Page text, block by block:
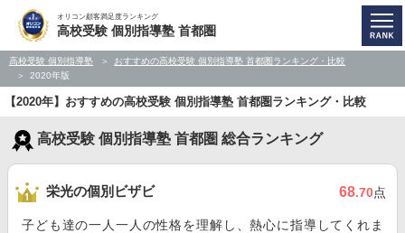
オリコン顧客満足度ランキング
高校受験 個別指導塾 首都圏
高校受験 個別指導塾
おすすめの高校受験 個別指導塾 首都圏ランキング・比較
2020年版
【2020年】おすすめの高校受験 個別指導塾 首都圏ランキング・比較
高校受験 個別指導塾 首都圏 総合ランキング
栄光の個別ビザビ 68.70点
子ども達の一人一人の性格を理解し、熱心に指導してくれま